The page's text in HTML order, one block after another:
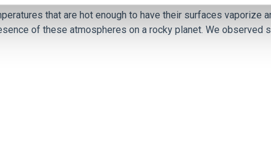
that are hot enough to have their surfaces vaporize
of these atmospheres on a rocky planet. We observed